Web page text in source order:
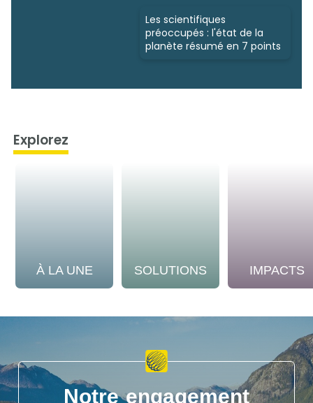
Les scientifiques
préoccupés : l'état de la
planète résumé en 7 points
Explorez
À LA UNE SOLUTIONS IMPACTS
Notre engagement